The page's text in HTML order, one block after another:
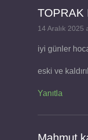
TOPRAK
14 Aralık 2025
iyi günler
eski ve
Yanıtla